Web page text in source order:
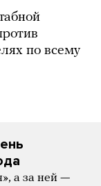
по всему
а за ней —